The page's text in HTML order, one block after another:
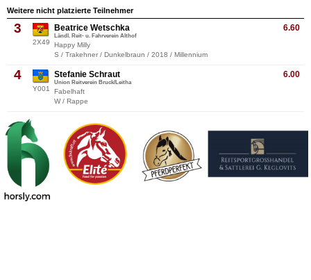
Weitere nicht platzierte Teilnehmer
3
2X49
6.60
Beatrice Wetschka
Ländl. Reit- u. Fahrverein Althof
Happy Milly
S / Trakehner / Dunkelbraun / 2018 / Millennium
4
Y001
6.00
Stefanie Schraut
Union Reitverein Bruck/Leitha
Fabelhaft
W / Rappe